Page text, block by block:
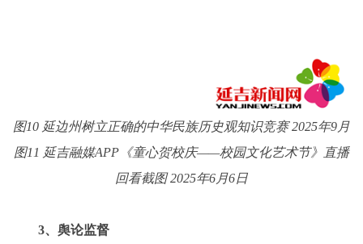
图10 延边州树立正确的中华民族历史观知识竞赛 2025年9月
图11 延吉融媒APP《童心贺校庆——校园文化艺术节》直播
回看截图 2025年6月6日
3、舆论监督